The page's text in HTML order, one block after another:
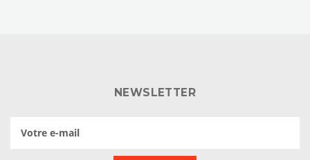
NEWSLETTER